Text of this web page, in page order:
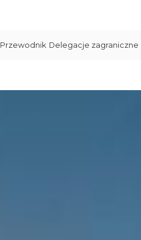
Przewodnik Delegacje zagraniczne